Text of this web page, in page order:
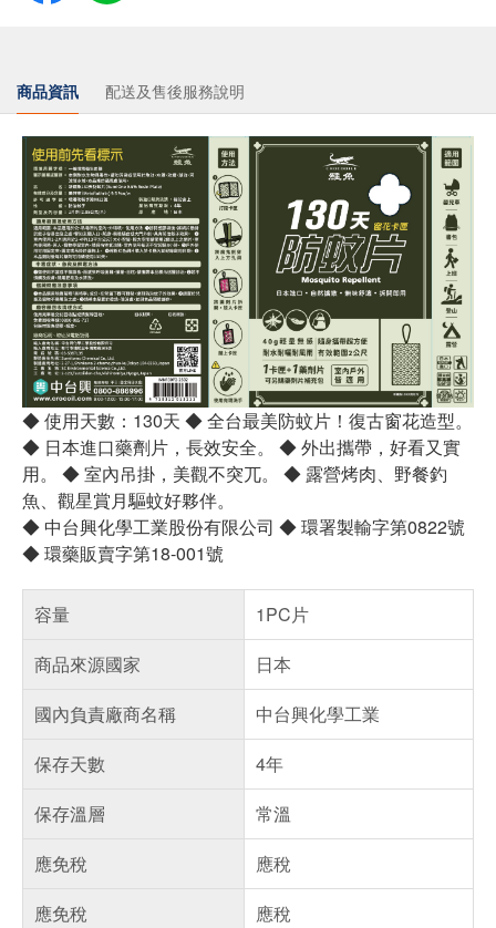
商品資訊 配送及售後服務說明
◆ 使用天數：130天 ◆ 全台最美防蚊片！復古窗花造型。
◆ 日本進口藥劑片，長效安全。 ◆ 外出攜帶，好看又實
用。 ◆ 室內吊掛，美觀不突兀。 ◆ 露營烤肉、野餐釣
魚、觀星賞月驅蚊好夥伴。
◆ 中台興化學工業股份有限公司 ◆ 環署製輸字第0822號
◆ 環藥販賣字第18-001號
容量
1PC片
商品來源國家
日本
國內負責廠商名稱
中台興化學工業
保存天數
4年
保存溫層
常溫
應免稅
應稅
應免稅
應稅